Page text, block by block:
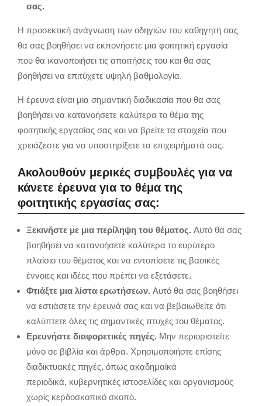
σας.
Η προσεκτική ανάγνωση των οδηγιών του καθηγητή σας
θα σας βοηθήσει να εκπονήσετε μια φοιτητική εργασία
που θα ικανοποιήσει τις απαιτήσεις του και θα σας
βοηθήσει να επιτύχετε υψηλή βαθμολογία.
Η έρευνα είναι μια σημαντική διαδικασία που θα σας
βοηθήσει να κατανοήσετε καλύτερα το θέμα της
φοιτητικής εργασίας σας και να βρείτε τα στοιχεία που
χρειάζεστε για να υποστηρίξετε τα επιχειρήματά σας.
Ακολουθούν μερικές συμβουλές για να
κάνετε έρευνα για το θέμα της
φοιτητικής εργασίας σας:
Ξεκινήστε με μια περίληψη του θέματος. Αυτό θα σας
βοηθήσει να κατανοήσετε καλύτερα το ευρύτερο
πλαίσιο του θέματος και να εντοπίσετε τις βασικές
έννοιες και ιδέες που πρέπει να εξετάσετε.
Φτιάξτε μια λίστα ερωτήσεων. Αυτό θα σας βοηθήσει
να εστιάσετε την έρευνά σας και να βεβαιωθείτε ότι
καλύπτετε όλες τις σημαντικές πτυχές του θέματος.
Ερευνήστε διαφορετικές πηγές. Μην περιοριστείτε
μόνο σε βιβλία και άρθρα. Χρησιμοποιήστε επίσης
διαδικτυακές πηγές, όπως ακαδημαϊκά
περιοδικά, κυβερνητικές ιστοσελίδες και οργανισμούς
χωρίς κερδοσκοπικό σκοπό.